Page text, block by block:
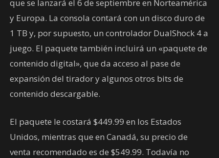
que se lanzará el 6 de septiembre en Norteamérica
y Europa. La consola contará con un disco duro de
1 TB y, por supuesto, un controlador DualShock 4 a
juego. El paquete también incluirá un «paquete de
contenido digital», que da acceso al pase de
expansión del tirador y algunos otros bits de
contenido descargable.
El paquete le costará $449.99 en los Estados
Unidos, mientras que en Canadá, su precio de
venta recomendado es de $549.99. Todavía no